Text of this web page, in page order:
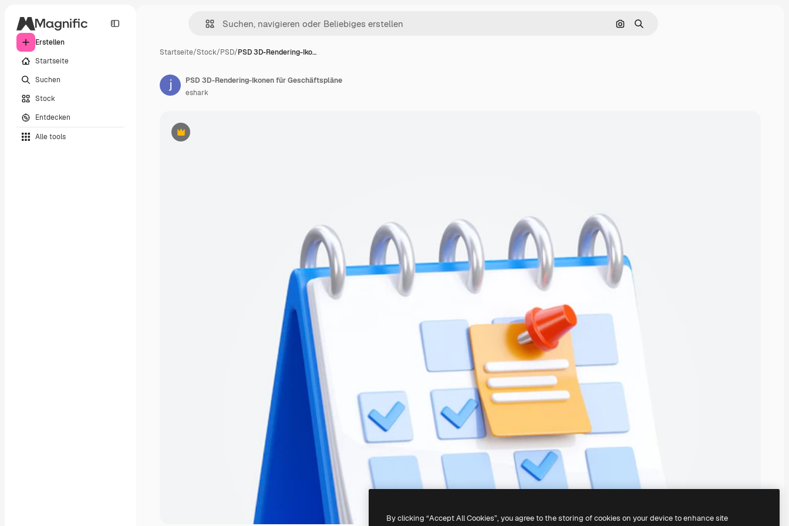
Erstellen
Startseite
Suchen
Stock
Entdecken
Alle tools
Nach Bild suchen
Suchen
Startseite/Stock/PSD/PSD 3D-Rendering-Iko…
Premium
PSD 3D-Rendering-Ikonen für Geschäftspläne
eshark
By clicking “Accept All Cookies”, you agree to the storing of cookies on your device to enhance site